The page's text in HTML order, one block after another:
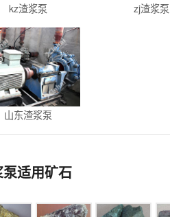
kz渣浆泵 zj渣浆泵
山东渣浆泵
适用矿石